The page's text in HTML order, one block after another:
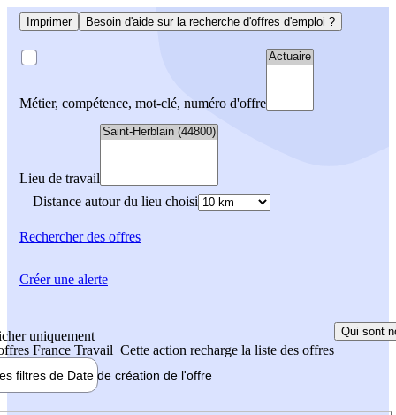
Imprimer Besoin d'aide sur la recherche d'offres d'emploi ?
Métier, compétence, mot-clé, numéro d'offre
Lieu de travail
Distance autour du lieu choisi
Rechercherdes offres
uniquement
France Travail Cette action recharge la liste des offres
Qui sont
filtres de Date de création de l'offre
Créer une alerte